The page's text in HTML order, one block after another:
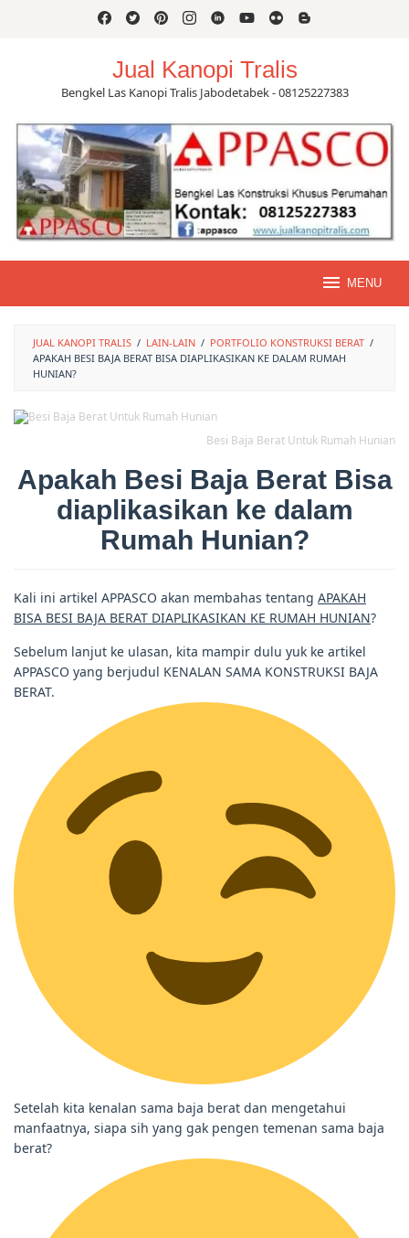
Jual Kanopi Tralis
Bengkel Las Kanopi Tralis Jabodetabek - 08125227383
MENU
JUAL KANOPI TRALIS / LAIN-LAIN / PORTFOLIO KONSTRUKSI BERAT /
APAKAH BESI BAJA BERAT BISA DIAPLIKASIKAN KE DALAM RUMAH
HUNIAN?
Besi Baja Berat Untuk Rumah Hunian
Apakah Besi Baja Berat Bisa
diaplikasikan ke dalam
Rumah Hunian?
Kali ini artikel APPASCO akan membahas tentang APAKAH
BISA BESI BAJA BERAT DIAPLIKASIKAN KE RUMAH HUNIAN?
Sebelum lanjut ke ulasan, kita mampir dulu yuk ke artikel
APPASCO yang berjudul KENALAN SAMA KONSTRUKSI BAJA
BERAT.
Setelah kita kenalan sama baja berat dan mengetahui
manfaatnya, siapa sih yang gak pengen temenan sama baja
berat?